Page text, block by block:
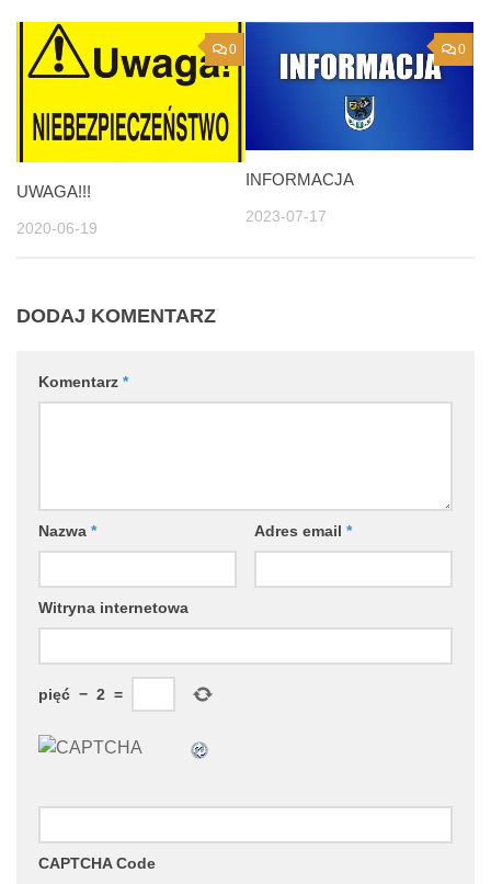
0
UWAGA!!!
2020-06-19
0
INFORMACJA
2023-07-17
DODAJ KOMENTARZ
Komentarz *
Nazwa * Adres email *
Witryna internetowa
pięć − 2 =
CAPTCHA Code